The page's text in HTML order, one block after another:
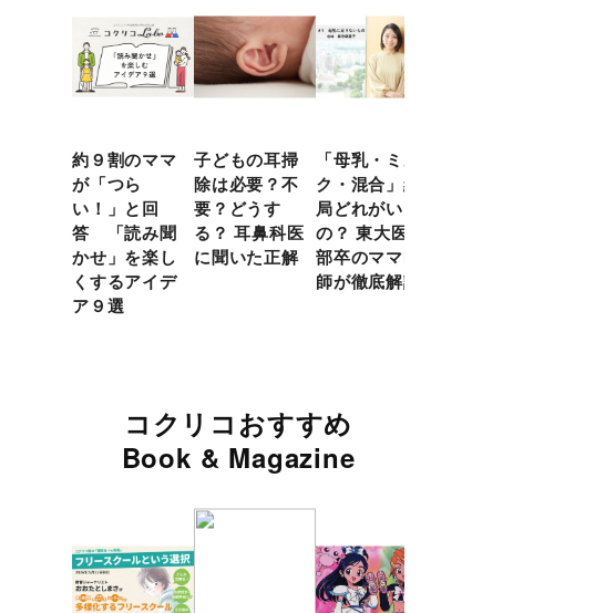
約９割のママ
が「つら
い！」と回
答 「読み聞
かせ」を楽し
くするアイデ
ア９選
子どもの耳掃
除は必要？不
要？どうす
る？ 耳鼻科医
に聞いた正解
「母乳・ミル
ク・混合」結
局どれがいい
の？ 東大医学
部卒のママ医
師が徹底解説
コクリコおすすめ
Book & Magazine